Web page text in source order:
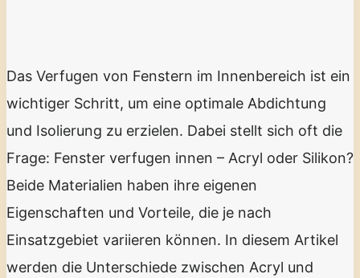
Das Verfugen von Fenstern im Innenbereich ist ein
wichtiger Schritt, um eine optimale Abdichtung
und Isolierung zu erzielen. Dabei stellt sich oft die
Frage: Fenster verfugen innen – Acryl oder Silikon?
Beide Materialien haben ihre eigenen
Eigenschaften und Vorteile, die je nach
Einsatzgebiet variieren können. In diesem Artikel
werden die Unterschiede zwischen Acryl und